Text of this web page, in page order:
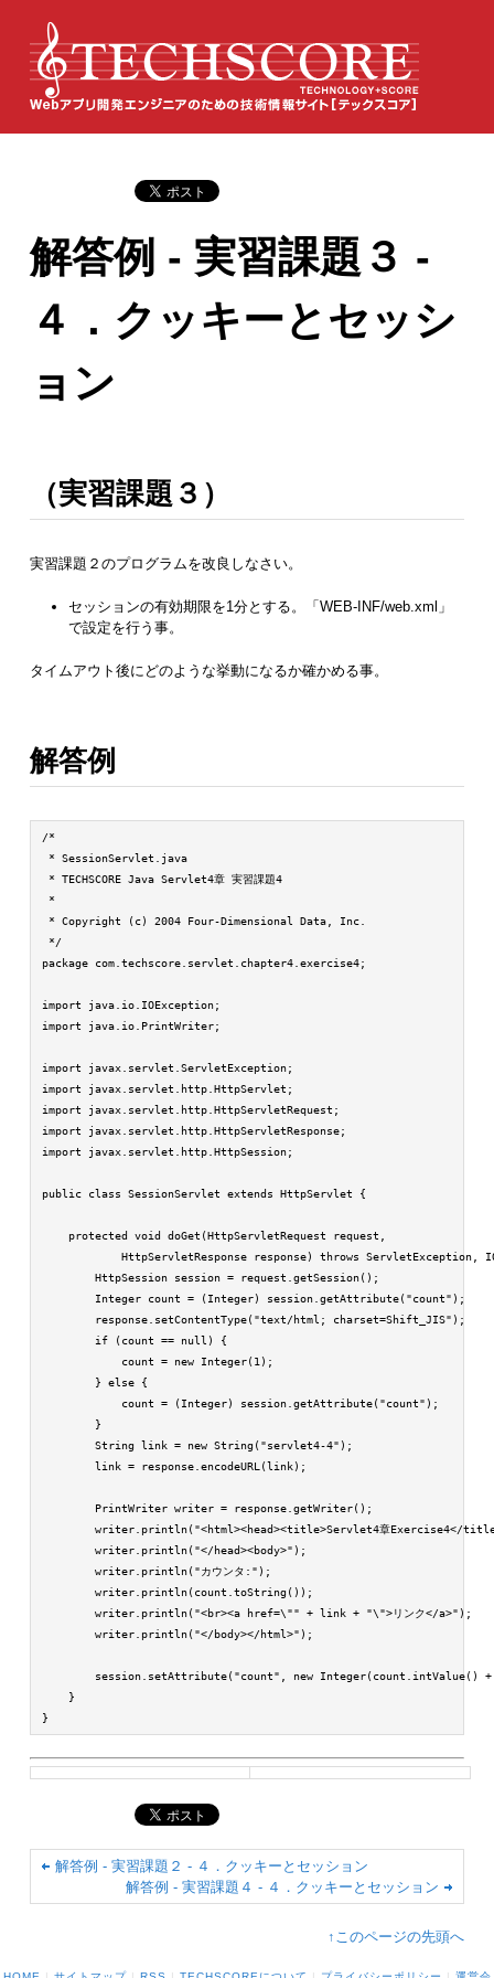
解答例 - 実習課題３ -
４．クッキーとセッシ
ョン
（実習課題３）
実習課題２のプログラムを改良しなさい。
セッションの有効期限を1分とする。「WEB-INF/web.xml」
で設定を行う事。
タイムアウト後にどのような挙動になるか確かめる事。
解答例
/*
* SessionServlet.java
* TECHSCORE Java Servlet4章 実習課題4
*
* Copyright (c) 2004 Four-Dimensional Data, Inc.
*/
package com.techscore.servlet.chapter4.exercise4;
import java.io.IOException;
import java.io.PrintWriter;
import javax.servlet.ServletException;
import javax.servlet.http.HttpServlet;
import javax.servlet.http.HttpServletRequest;
import javax.servlet.http.HttpServletResponse;
import javax.servlet.http.HttpSession;
public class SessionServlet extends HttpServlet {
    protected void doGet(HttpServletRequest request,
HttpServletResponse response) throws ServletException,
        HttpSession session = request.getSession();
        Integer count = (Integer) session.getAttribute("count");
        response.setContentType("text/html; charset=Shift_JIS");
        if (count == null) {
            count = new Integer(1);
        } else {
            count = (Integer) session.getAttribute("count");
        }
        String link = new String("servlet4-4");
        link = response.encodeURL(link);
        PrintWriter writer = response.getWriter();
writer.println("<html><head><title>Servlet4章Exercise4</
        writer.println("</head><body>");
        writer.println("カウンタ:");
        writer.println(count.toString());
        writer.println("<br><a href=\"" + link + "\">リンク</a>");
        writer.println("</body></html>");
session.setAttribute("count", new Integer(count.intValue()
    }
}
解答例 - 実習課題２ - ４．クッキーとセッション
解答例 - 実習課題４ - ４．クッキーとセッション
↑このページの先頭へ